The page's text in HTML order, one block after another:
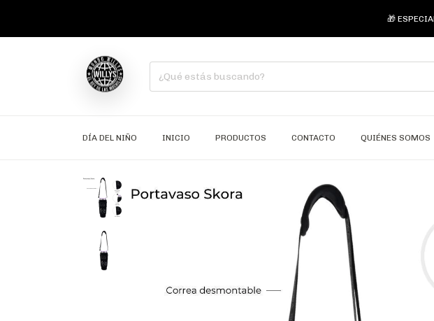
🎁 ESPECIAL
DÍA DEL NIÑO INICIO PRODUCTOS CONTACTO QUIÉNES SOMOS